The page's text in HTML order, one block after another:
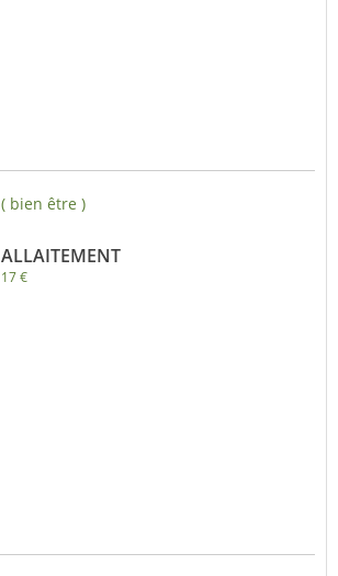
( bien être )
ALLAITEMENT
17 €